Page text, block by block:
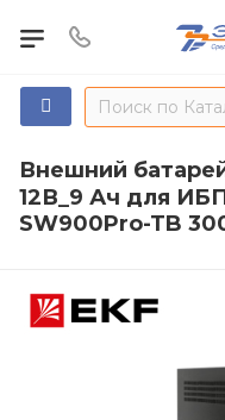
Внешний
12В_9 Ач для
SW900Pro-TB